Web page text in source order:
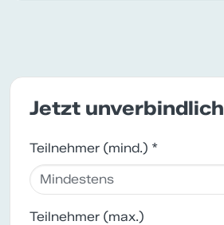
Jetzt
Teilnehmer (mind.) *
Teilnehmer (max.)